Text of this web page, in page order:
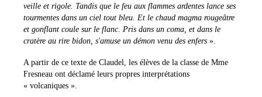
veille et rigole. Tandis que le feu aux flammes ardentes lance ses
tourmentes dans un ciel tout bleu. Et le chaud magma rougeâtre
et gonflant coule sur le flanc. Pris dans un coma, et dans le
cratère au rire bidon, s'amuse un démon venu des enfers ».
A partir de ce texte de Claudel, les élèves de la classe de Mme
Fresneau ont déclamé leurs propres interprétations
« volcaniques ».